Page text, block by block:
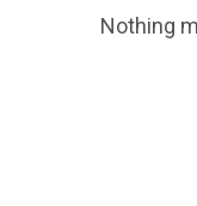
Nothing